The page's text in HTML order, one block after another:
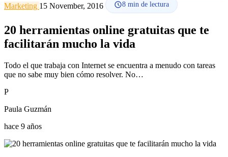
Marketing 15 November, 2016 8 min de lectura
20 herramientas online gratuitas que te
facilitarán mucho la vida
Todo el que trabaja con Internet se encuentra a menudo con tareas
que no sabe muy bien cómo resolver. No…
P
Paula Guzmán
hace 9 años